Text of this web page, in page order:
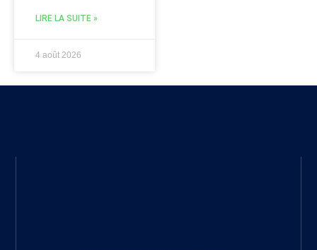
LIRE LA SUITE »
4 août 2026